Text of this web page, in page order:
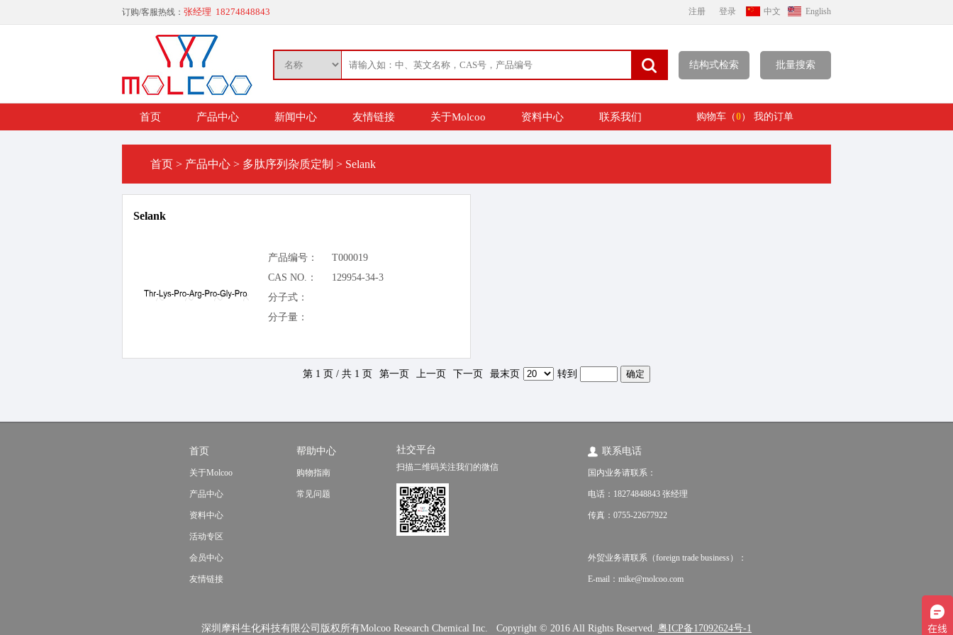
订购/客服热线： 张经理 18274848843 注册 登录 中文 English
结构式检索 批量搜索
首页 产品中心 新闻中心 友情链接 关于Molcoo 资料中心 联系我们 购物车（0） 我的订单
首页 > 产品中心 > 多肽序列杂质定制 > Selank
Selank
产品编号：
T000019
CAS NO.：
129954-34-3
分子式：
分子量：
第 1 页 / 共 1 页 第一页 上一页 下一页 最末页 转到
首页
关于Molcoo
产品中心
资料中心
活动专区
会员中心
友情链接
帮助中心
购物指南
常见问题
社交平台
扫描二维码关注我们的微信
联系电话
国内业务请联系：
电话：18274848843 张经理
传真：0755-22677922
外贸业务请联系（foreign trade business）：
E-mail：mike@molcoo.com
深圳摩科生化科技有限公司版权所有Molcoo Research Chemical Inc. Copyright © 2016 All Rights Reserved. 粤ICP备17092624号-1